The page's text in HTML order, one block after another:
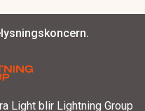
Light blir Lightning Group